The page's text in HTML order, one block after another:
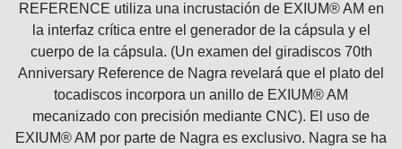
REFERENCE utiliza una incrustación de EXIUM® AM en
la interfaz crítica entre el generador de la cápsula y el
cuerpo de la cápsula. (Un examen del giradiscos 70th
Anniversary Reference de Nagra revelará que el plato del
tocadiscos incorpora un anillo de EXIUM® AM
mecanizado con precisión mediante CNC). El uso de
EXIUM® AM por parte de Nagra es exclusivo. Nagra se ha